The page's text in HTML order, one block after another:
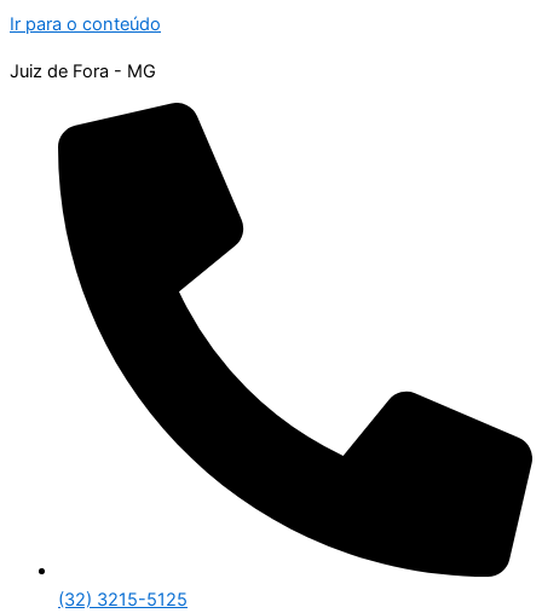
Ir para o conteúdo
Juiz de Fora - MG
(32) 3215-5125